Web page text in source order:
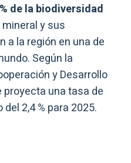
de la biodiversidad
y sus
la región en una de
Según la
y Desarrollo
proyecta una tasa de
2,4 % para 2025.